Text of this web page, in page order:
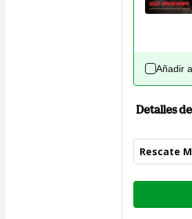
Añadir
Detalles
Rescate
Total